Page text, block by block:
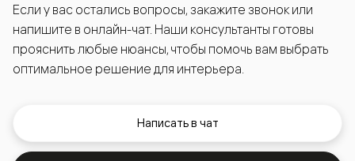
Если у вас остались вопросы, закажите звонок или
напишите в онлайн-чат. Наши консультанты готовы
прояснить любые нюансы, чтобы помочь вам выбрать
оптимальное решение для интерьера.
Написать в чат